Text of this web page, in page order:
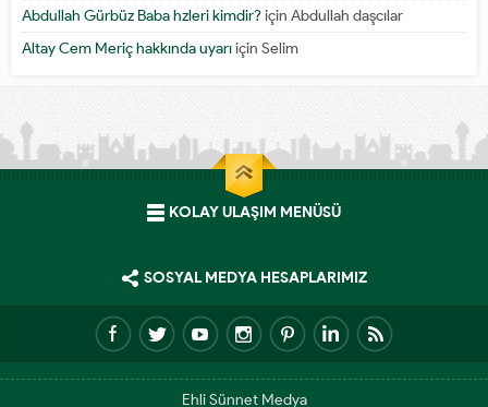
Abdullah Gürbüz Baba hzleri kimdir?için Abdullah daşcılar
Altay Cem Meriç hakkında uyarıiçin Selim
KOLAY ULAŞIM MENÜSÜ
SOSYAL MEDYA HESAPLARIMIZ
Ehli Sünnet Medya